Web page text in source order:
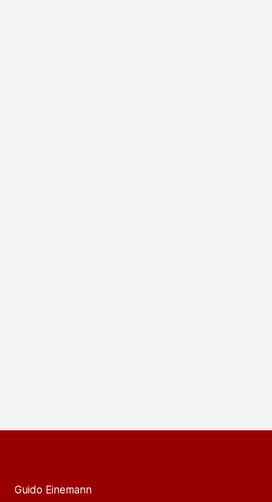
Guido Einemann